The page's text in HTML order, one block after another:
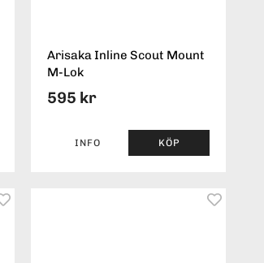
Arisaka Inline Scout Mount
M-Lok
595 kr
INFO KÖP